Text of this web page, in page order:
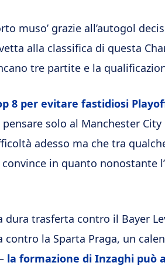
muso’ grazie all’autogol
alla classifica di questa
tre partite e la
8 per evitare fastidiosi
solo al Manchester
adesso ma che tra
in quanto nonostante
dura trasferta contro il Bayer
la Sparta Praga, un
la formazione di Inzaghi può